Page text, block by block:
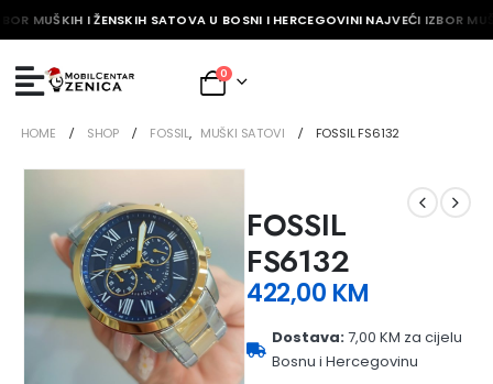
MUŠKIH I ŽENSKIH SATOVA U BOSNI I HERCEGOVINI NAJVEĆI IZBOR
0
HOME SHOP FOSSIL, MUŠKI SATOVI FOSSIL FS6132
FOSSIL
FS6132
422,00 KM
Dostava:7,00 KM za cijelu
Bosnu i Hercegovinu